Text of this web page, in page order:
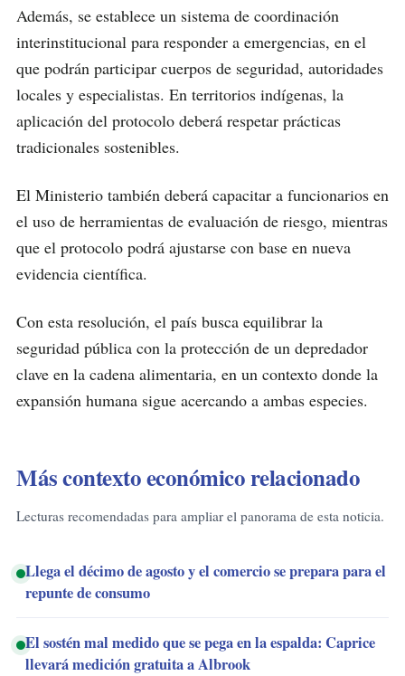
Además, se establece un sistema de coordinación
interinstitucional para responder a emergencias, en el
que podrán participar cuerpos de seguridad, autoridades
locales y especialistas. En territorios indígenas, la
aplicación del protocolo deberá respetar prácticas
tradicionales sostenibles.
El Ministerio también deberá capacitar a funcionarios en
el uso de herramientas de evaluación de riesgo, mientras
que el protocolo podrá ajustarse con base en nueva
evidencia científica.
Con esta resolución, el país busca equilibrar la
seguridad pública con la protección de un depredador
clave en la cadena alimentaria, en un contexto donde la
expansión humana sigue acercando a ambas especies.
Más contexto económico relacionado
Lecturas recomendadas para ampliar el panorama de esta noticia.
Llega el décimo de agosto y el comercio se prepara para el
repunte de consumo
El sostén mal medido que se pega en la espalda: Caprice
llevará medición gratuita a Albrook